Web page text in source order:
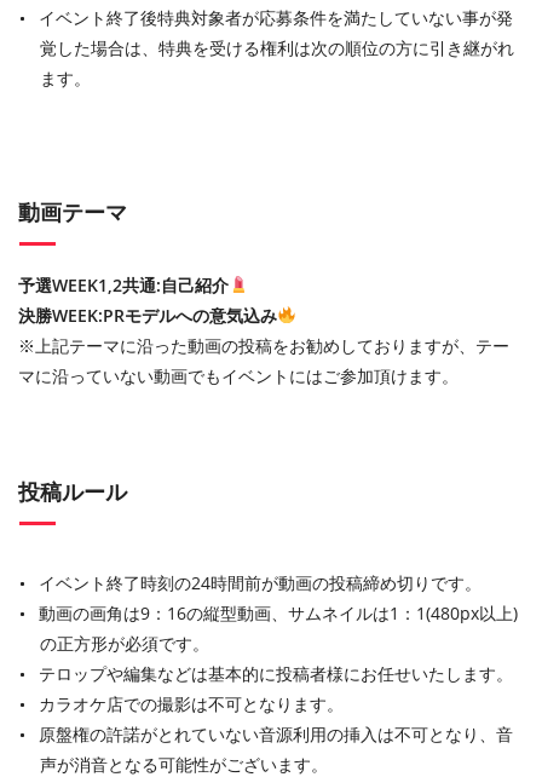
イベント終了後特典対象者が応募条件を満たしていない事が発
覚した場合は、特典を受ける権利は次の順位の方に引き継がれ
ます。
動画テーマ
予選WEEK1,2共通:自己紹介
決勝WEEK:PRモデルへの意気込み
※上記テーマに沿った動画の投稿をお勧めしておりますが、テー
マに沿っていない動画でもイベントにはご参加頂けます。
投稿ルール
イベント終了時刻の24時間前が動画の投稿締め切りです。
動画の画角は9：16の縦型動画、サムネイルは1：1(480px以上)
の正方形が必須です。
テロップや編集などは基本的に投稿者様にお任せいたします。
カラオケ店での撮影は不可となります。
原盤権の許諾がとれていない音源利用の挿入は不可となり、音
声が消音となる可能性がございます。